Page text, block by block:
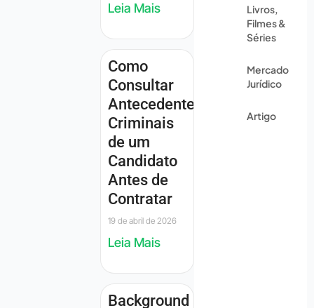
Leia Mais
Como
Consultar
Antecedentes
Criminais
de um
Candidato
Antes de
Contratar
19 de abril de 2026
Leia Mais
Background
Livros,
Filmes &
Séries
Mercado
Jurídico
Artigo